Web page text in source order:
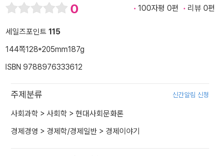
0 100자평 0편 리뷰 0편
세일즈포인트 115
144쪽128*205mm187g
ISBN 9788976333612
주제분류 신간알림 신청
사회과학 > 사회학 > 현대사회문화론
경제경영 > 경제학/경제일반 > 경제이야기